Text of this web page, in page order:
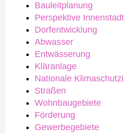
Bauleitplanung
Perspektive Innenstadt
Dorfentwicklung
Abwasser
Entwässerung
Kläranlage
Nationale
Straßen
Wohnbaugebiete
Förderung
Gewerbegebiete